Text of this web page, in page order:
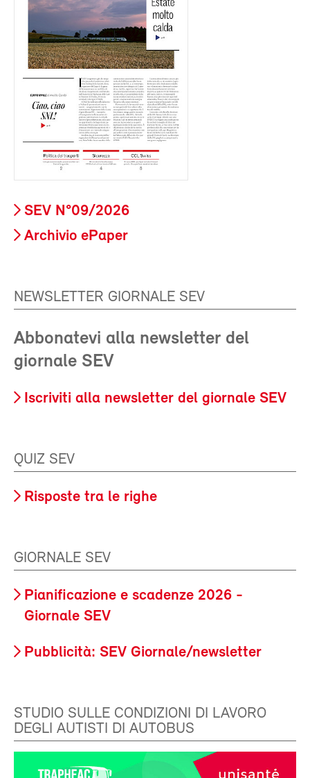
SEV N°09/2026
Archivio ePaper
NEWSLETTER GIORNALE SEV
Abbonatevi alla newsletter del
giornale SEV
Iscriviti alla newsletter del giornale SEV
QUIZ SEV
Risposte tra le righe
GIORNALE SEV
Pianificazione e scadenze 2026 -
Giornale SEV
Pubblicità: SEV Giornale/newsletter
STUDIO SULLE CONDIZIONI DI LAVORO
DEGLI AUTISTI DI AUTOBUS